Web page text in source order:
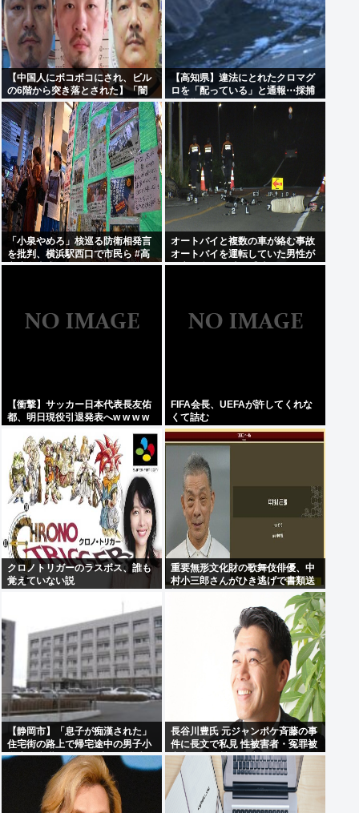
【中国人にボコボコにされ、ビル
の6階から突き落とされた】「闇
バイト」 トクリュウの使い捨てに
された悲惨すぎる実態 募集時の約
束は「月収300万円」も、組織に
入った瞬間、「お前たちはだまさ
れた」
【高知県】違法にとれたクロマグ
ロを「配っている」と通報⋯採捕
停止期間に約274kg漁獲、漁業者3
人を書類送検「網にかかり放流が
「小泉やめろ」核巡る防衛相発言
を批判、横浜駅西口で市民ら #高
市小泉麻生めちゃくちゃじゃんニ
オートバイと複数の車が絡む事故
オートバイを運転していた男性が
死亡 現場から車が逃走
【衝撃】サッカー日本代表長友佑
都、明日現役引退発表へw w w w
FIFA会長、UEFAが許してくれな
くて詰む
クロノトリガーのラスボス、誰も
覚えていない説
重要無形文化財の歌舞伎俳優、中
村小三郎さんがひき逃げで書類送
【静岡市】「息子が痴漢された」
住宅街の路上で帰宅途中の男子小
学生に痴漢行為か 16歳男子学生を
長谷川豊氏 元ジャンポケ斉藤の事
件に長文で私見 性被害者・冤罪被
害者への取材経験踏まえ